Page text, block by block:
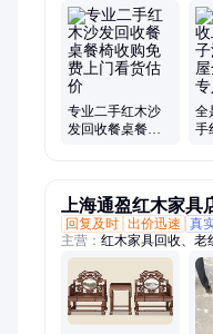
珍藏册、plc回收、服务
电梯拆、收藏品、铅回
备、旧书籍、ups电池、
专业二手红木沙
发回收餐桌餐椅
全
手
上海通盈红木家具
回复及时 出价迅速 真
主营： 红木家具回收、老
二手红木家具回收、红
具回收、红木卧室家具
回收